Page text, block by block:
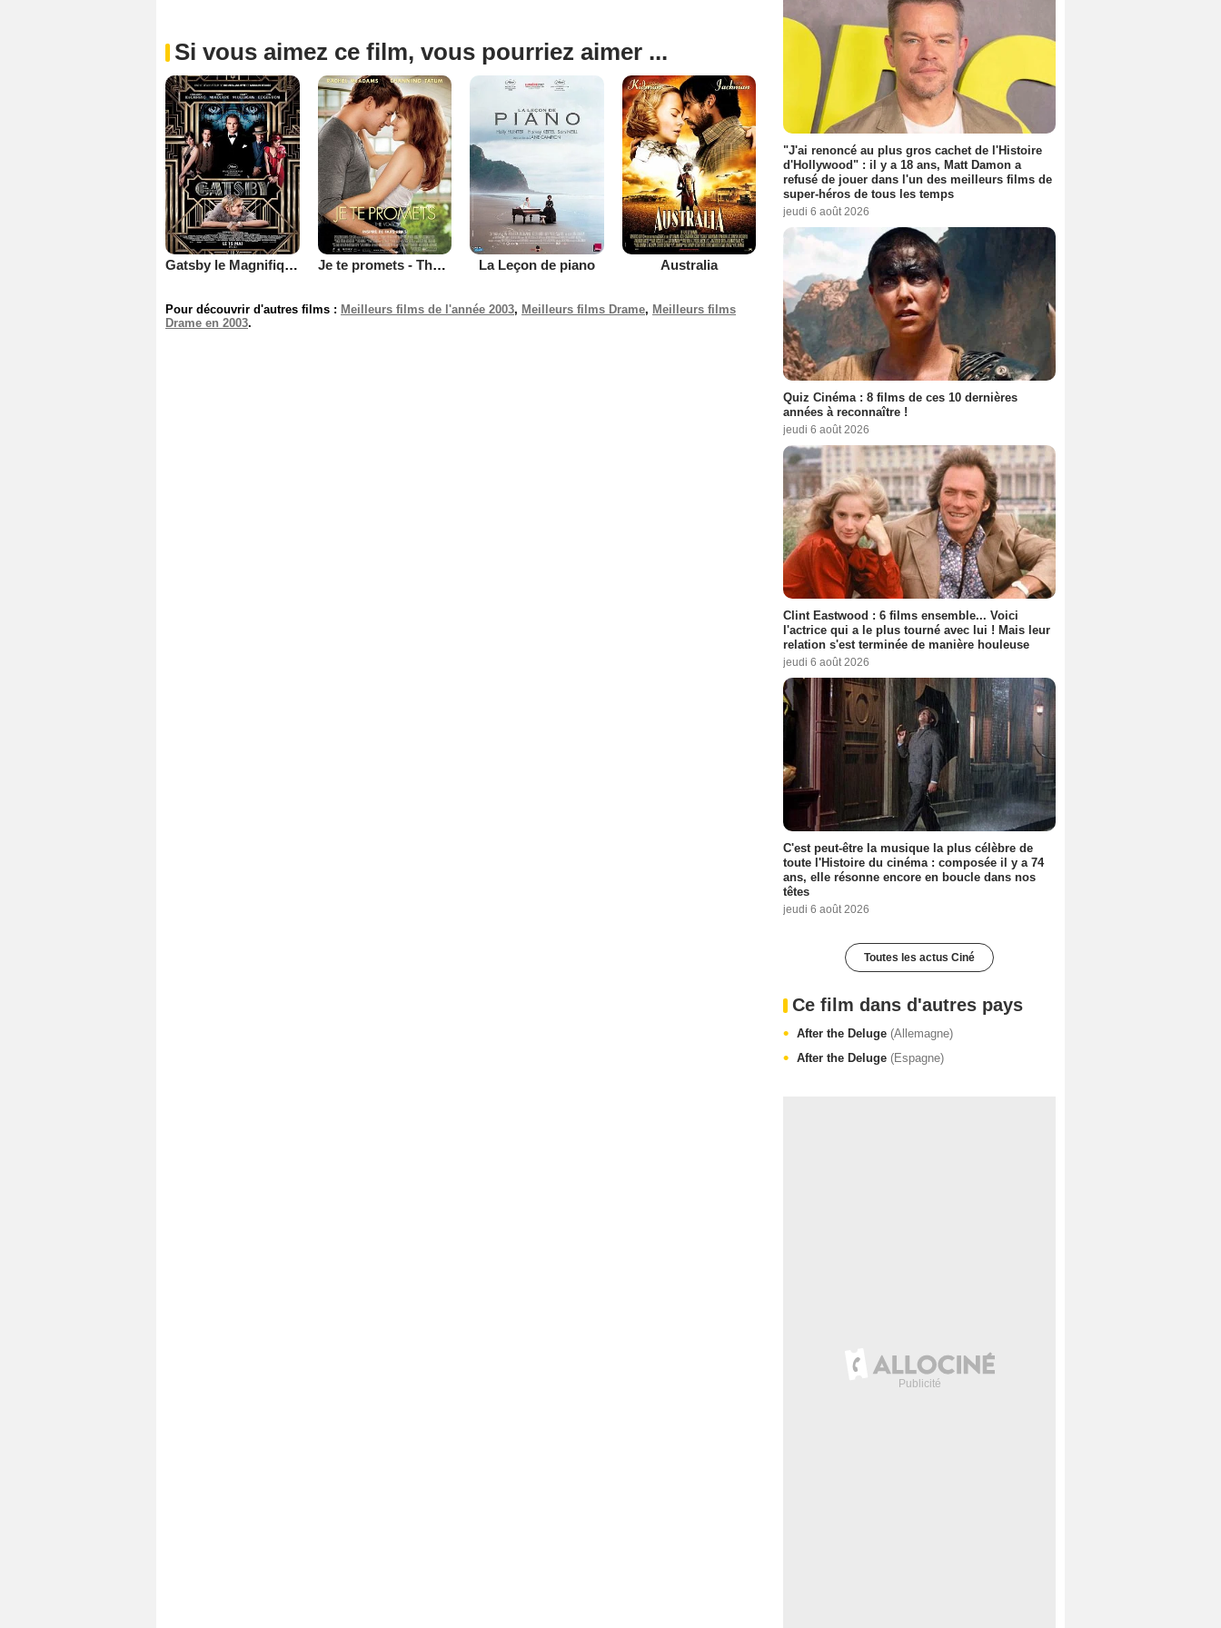
Si vous aimez ce film, vous pourriez aimer ...
Gatsby le Magnifique Je te promets - The Vow La Leçon de piano Australia
Pour découvrir d'autres films : Meilleurs films de l'année 2003, Meilleurs films Drame, Meilleurs films
Drame en 2003.
"J'ai renoncé au plus gros cachet de l'Histoire
d'Hollywood" : il y a 18 ans, Matt Damon a
refusé de jouer dans l'un des meilleurs films de
super-héros de tous les temps
jeudi 6 août 2026
Quiz Cinéma : 8 films de ces 10 dernières
années à reconnaître !
jeudi 6 août 2026
Clint Eastwood : 6 films ensemble... Voici
l'actrice qui a le plus tourné avec lui ! Mais leur
relation s'est terminée de manière houleuse
jeudi 6 août 2026
C'est peut-être la musique la plus célèbre de
toute l'Histoire du cinéma : composée il y a 74
ans, elle résonne encore en boucle dans nos
têtes
jeudi 6 août 2026
Toutes les actus Ciné
Ce film dans d'autres pays
After the Deluge (Allemagne)
After the Deluge (Espagne)